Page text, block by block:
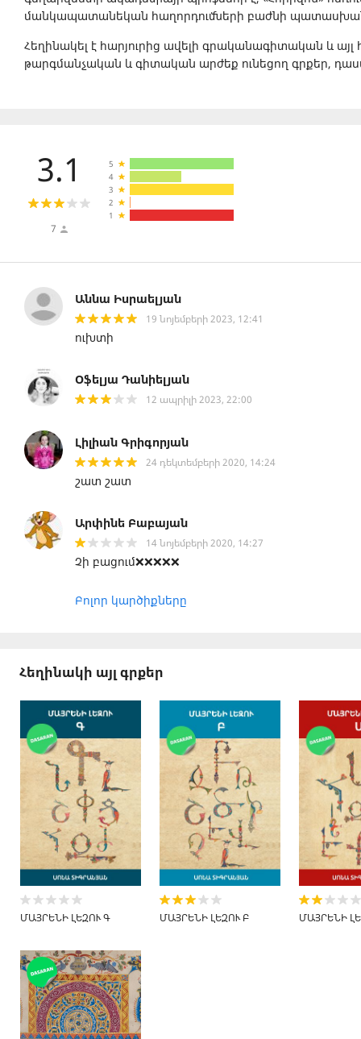
մանկապատանեկան հաղորդումների բաժնի
Հեղինակել է հարյուրից ավելի գրականագիտական և
թարգմանչական և գիտական արժեք ունեցող գրքեր,
3.1
7
5
4
3
2
1
Աննա Իսրաելյան
19 նոյեմբերի 2023, 12:41
ուխտի
Օֆելյա Դանիելյան
12 ապրիլի 2023, 22:00
Լիլիան Գրիգորյան
24 դեկտեմբերի 2020, 14:24
շատ շատ
Արփինե Բաբայան
14 նոյեմբերի 2020, 14:27
Չի բացում❌❌❌❌❌
Բոլոր կարծիքները
Հեղինակի այլ գրքեր
ՄԱՅՐԵՆԻ ԼԵԶՈՒ Գ ՄԱՅՐԵՆԻ ԼԵԶՈՒ Բ ՄԱՅՐԵՆԻ